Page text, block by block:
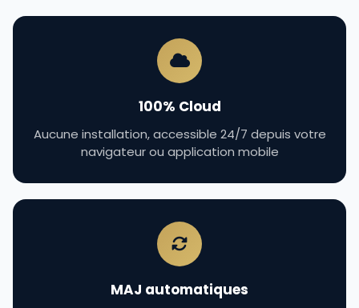
100% Cloud
Aucune installation, accessible 24/7 depuis votre
navigateur ou application mobile
MAJ automatiques